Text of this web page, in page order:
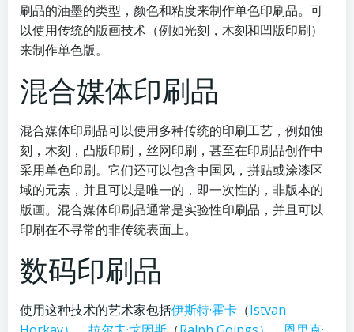
刷品的油墨的类型，颜色和粘度来制作单色印刷品。可
以使用传统的版画技术（例如光刻，木刻和凹版印刷）
来制作单色版。
混合媒体印刷品
混合媒体印刷品可以使用多种传统的印刷工艺，例如蚀
刻，木刻，凸版印刷，丝网印刷，甚至在印刷品创作中
采用单色印刷。它们还可以包含中国风，拼贴或涂漆区
域的元素，并且可以是唯一的，即一次性的，非版本的
版画。混合媒体印刷品通常是实验性印刷品，并且可以
印刷在不寻常的非传统表面上。
数码印刷品
使用这种技术的艺术家包括伊斯特·霍卡 （Istvan